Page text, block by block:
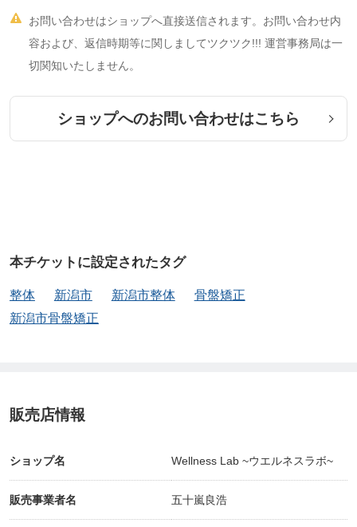
0
※初回は、メルマガ登録で初回限定クーポン(初回施
術料通常8,800円→半額4,400円)がご利用できます。
こちらから↓
https://home.tsuku2.jp/merumaga_register.php?mlsc
先ずはお電話で予約いただき、施術後『Webチケッ
ト』で『現地払い』を選択し、当店及びおすそわけ
マーケットプレイス『ツクツク!!!』内で1ポイント1
※フェイスタオルをご用意下さい。
【新潟市内出張料金】(税込み)
西区 ・・・・・・・・・・・・ 無料

お問い合わせはショップへ直接送信されます。お問い合わせ内
容および、返信時期等に関しましてツクツク!!! 運営事務局は一
切関知いたしません。
ショップへのお問い合わせはこちら
本チケットに設定されたタグ
整体 新潟市 新潟市整体
骨盤矯正
新潟市骨盤矯正
販売店情報
ショップ名 Wellness Lab ~ウエルネスラボ~
販売事業者名 五十嵐良浩